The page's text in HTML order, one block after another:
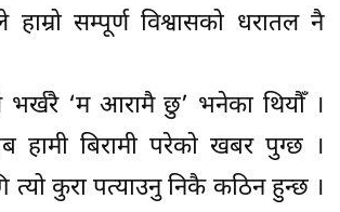
सम्पूर्ण विश्वासको धरातल नै
भर्खरै ‘म आरामै छु’ भनेका थियौँ ।
हामी बिरामी परेको खबर पुग्छ ।
त्यो कुरा पत्याउनु निकै कठिन हुन्छ ।